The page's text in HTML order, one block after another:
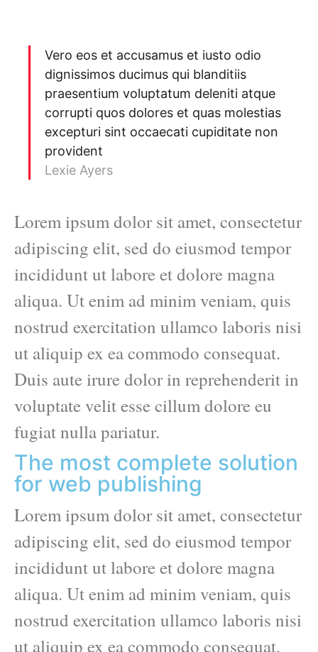
Vero eos et accusamus et iusto odio
dignissimos ducimus qui blanditiis
praesentium voluptatum deleniti atque
corrupti quos dolores et quas molestias
excepturi sint occaecati cupiditate non
provident
Lexie Ayers
Lorem ipsum dolor sit amet, consectetur
adipiscing elit, sed do eiusmod tempor
incididunt ut labore et dolore magna
aliqua. Ut enim ad minim veniam, quis
nostrud exercitation ullamco laboris nisi
ut aliquip ex ea commodo consequat.
Duis aute irure dolor in reprehenderit in
voluptate velit esse cillum dolore eu
fugiat nulla pariatur.
The most complete solution
for web publishing
Lorem ipsum dolor sit amet, consectetur
adipiscing elit, sed do eiusmod tempor
incididunt ut labore et dolore magna
aliqua. Ut enim ad minim veniam, quis
nostrud exercitation ullamco laboris nisi
ut aliquip ex ea commodo consequat.